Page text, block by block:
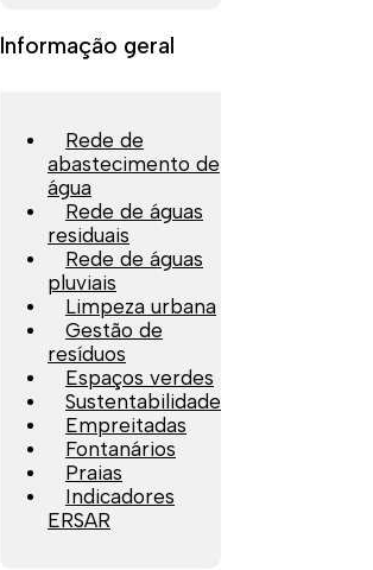
Informação geral
Rede de
abastecimento de
água
Rede de águas
residuais
Rede de águas
pluviais
Limpeza urbana
Gestão de
resíduos
Espaços verdes
Sustentabilidade
Empreitadas
Fontanários
Praias
Indicadores
ERSAR